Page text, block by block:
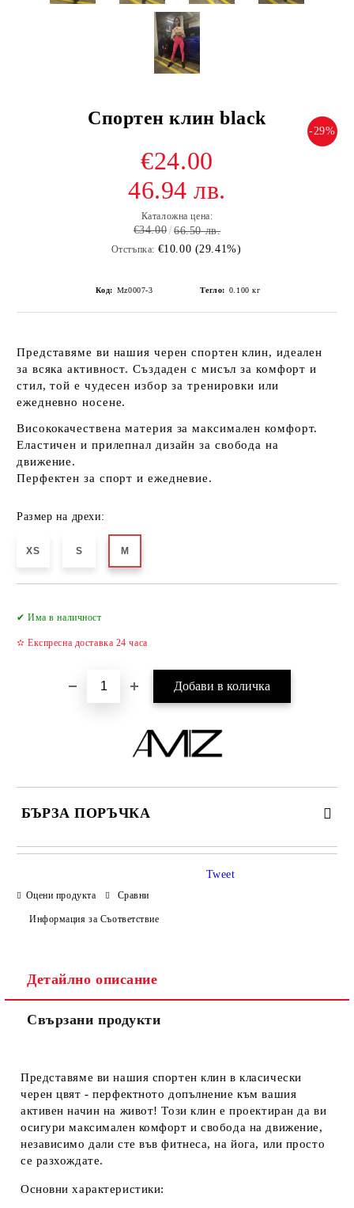
Спортен клин black
-29%
€24.00
46.94 лв.
Каталожна цена:
€34.00 66.50 лв.
Отстъпка: €10.00 (29.41%)
Код: Mz0007-3 Тегло: 0.100 кг
Представяме ви нашия черен спортен клин, идеален
за всяка активност. Създаден с мисъл за комфорт и
стил, той е чудесен избор за тренировки или
ежедневно носене.
Висококачествена материя за максимален комфорт.
Еластичен и прилепнал дизайн за свобода на
движение.
Перфектен за спорт и ежедневие.
Размер на дрехи:
XS S M
✔ Има в наличност
✫ Експресна доставка 24 часа
БЪРЗА ПОРЪЧКА
САМО ПОПЪЛНЕТЕ 2 ПОЛЕТА
Оцени продукта Сравни
Информация за Съответствие
Tweet
Детайлно описание
Свързани продукти
Представяме ви нашия спортен клин в класически
черен цвят - перфектното допълнение към вашия
активен начин на живот! Този клин е проектиран да ви
осигури максимален комфорт и свобода на движение,
независимо дали сте във фитнеса, на йога, или просто
се разхождате.
Основни характеристики: